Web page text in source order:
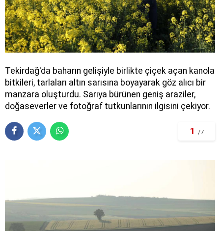
Tekirdağ'da baharın gelişiyle birlikte çiçek açan kanola
bitkileri, tarlaları altın sarısına boyayarak göz alıcı bir
manzara oluşturdu. Sarıya bürünen geniş araziler,
doğaseverler ve fotoğraf tutkunlarının ilgisini çekiyor.
1 /7